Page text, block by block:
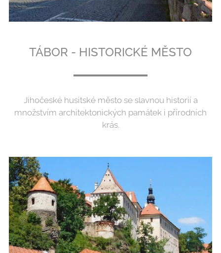
TÁBOR - HISTORICKÉ MĚSTO
Jihočeské husitské město se slavnou historií a
množstvím architektonických památek i přírodních
krás.